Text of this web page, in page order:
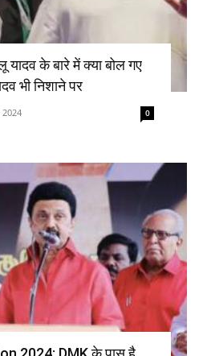
के बारे में क्या बोल गए
भी निशाने पर
0